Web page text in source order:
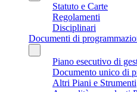
Statuto e Carte
Regolamenti
Disciplinari
Documenti di
Piano esecutivo di
Documento unico di
Altri Piani e Strumenti